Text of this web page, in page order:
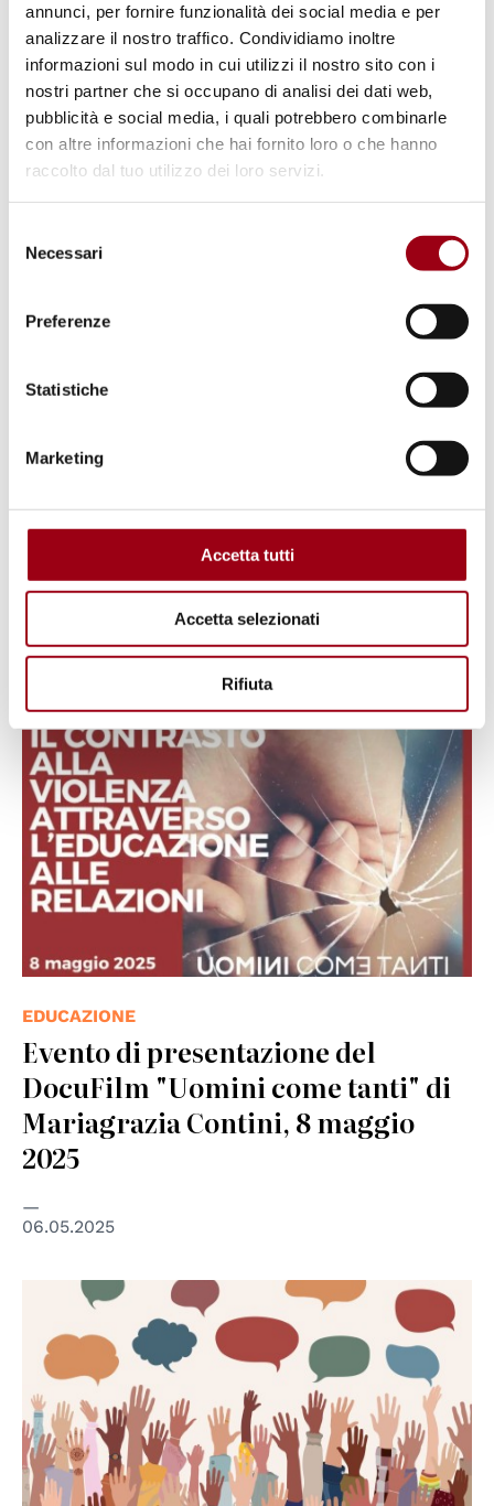
annunci, per fornire funzionalità dei social media e per
analizzare il nostro traffico. Condividiamo inoltre
informazioni sul modo in cui utilizzi il nostro sito con i
nostri partner che si occupano di analisi dei dati web,
pubblicità e social media, i quali potrebbero combinarle
con altre informazioni che hai fornito loro o che hanno
raccolto dal tuo utilizzo dei loro servizi.
delNecessari
Preferenze
Statistiche
Marketing
Accetta tutti
Accetta selezionati
Rifiuta
26.05.2025
© GRETA
EDUCAZIONE
perfezionamento Common ground
- Multiagency Advanced Training
Programme 3°edizione: aprile-
maggio 2025
14.05.2025
EDUCAZIONE
Evento di presentazione del
DocuFilm "Uomini come tanti" di
Mariagrazia Contini, 8 maggio
2025
06.05.2025